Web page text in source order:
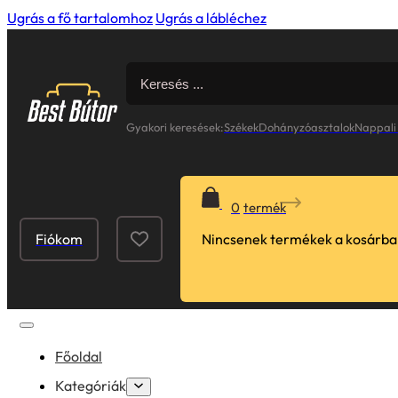
Ugrás a fő tartalomhoz Ugrás a lábléchez
for:
Gyakori keresések:SzékekDohányzóasztalok
Fiókom
0
Nincsenek termékek a
Főoldal
Kategóriák